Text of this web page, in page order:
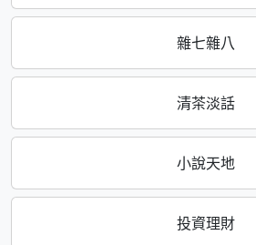
雜七雜八
清茶淡話
小說天地
投資理財